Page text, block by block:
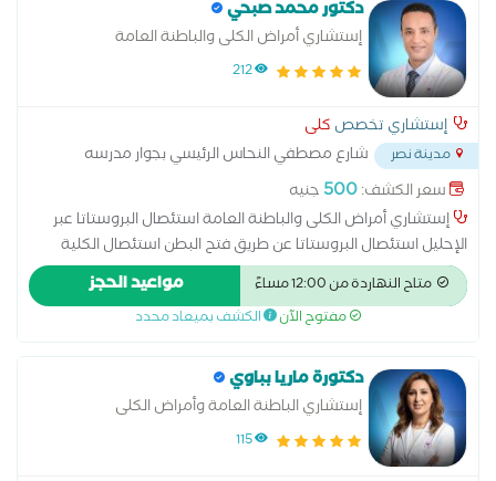
دكتور محمد صبحي
إستشاري أمراض الكلى والباطنة العامة
212
إستشاري تخصص كلى
مدينة نصر
شارع مصطفي النحاس الرئيسي بجوار مدرسه
المنهل...
سعر الكشف:500 جنيه
إستشاري أمراض الكلى والباطنة العامة استئصال البروستاتا عبر
الإحليل استئصال البروستاتا عن طريق فتح البطن استئصال الكلية
الغسيل البريتوني تفتيت الحصوات علاج الاستسقاء عملية البروستاتا
بالليزر عملية دوالي الخصية عملية سلس البول غسيل الكلى قطع
متاح النهاردة من 12:00 مساءً مواعيد الحجز
مفتوح الآن الكشف بميعاد محدد
دكتورة ماريا بباوي
إستشاري الباطنة العامة وأمراض الكلى
115